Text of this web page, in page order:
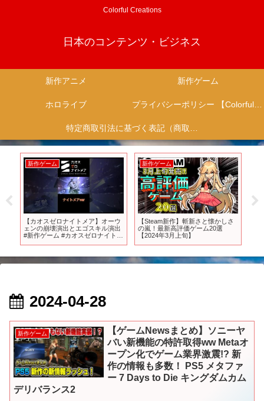
Colorful Creations
日本のコンテンツ・ビジネス
新作アニメ 新作ゲーム
ホロライブ プライバシーポリシー 【Colorful Creation】
特定商取引法に基づく表記（商取引に関する開示）
新作ゲーム
【カオスゼロナイトメア】オーウ
ェンの崩壊演出とエゴスキル演出
#新作ゲーム #カオスゼロナイトメ
新作ゲーム
【Steam新作】斬新さと懐かしさ
の嵐！最新高評価ゲーム20選
【2024年3月上旬】
2024-04-28
新作ゲーム
【ゲームNewsまとめ】ソニーヤ
バい新機能の特許取得ww Metaオ
ープン化でゲーム業界激震!? 新
作の情報も多数！ PS5 メタファ
ー 7 Days to Die キングダムカム
デリバランス2